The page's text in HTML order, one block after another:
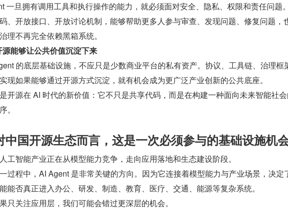
一旦拥有调用工具和执行操作的能力，就必须面对安全、隐私、权限和责任问题
、开放接口、开放讨论机制，能够帮助更多人参与审查、发现问题、修复问题，
理不再完全依赖黑箱系统。
源能够让公共价值沉淀下来
的底层基础设施，不应只是少数商业平台的私有资产。协议、工具链、治理框
现如果能够通过开源方式沉淀，就有机会成为更广泛产业创新的公共底座。
开源在 AI 时代的新价值：它不只是共享代码，而是在构建一种面向未来智能社
。
中国开源生态而言，这是一次必须参与的基础设施机
工智能产业正在从模型能力竞争，走向应用落地和生态建设阶段。
过程中，AI Agent 是非常关键的方向。因为它连接着模型能力与产业场景，决定
能否真正进入办公、研发、制造、教育、医疗、交通、能源等复杂系统。
只关注应用层，我们可能会错过更深层的机会。